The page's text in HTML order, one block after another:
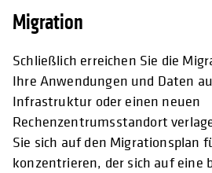
Migration
Schließlich erreichen Sie die
Ihre Anwendungen und Daten
Infrastruktur oder einen neuen
Rechenzentrumsstandort
Sie sich auf den Migrationsplan
konzentrieren, der sich auf eine